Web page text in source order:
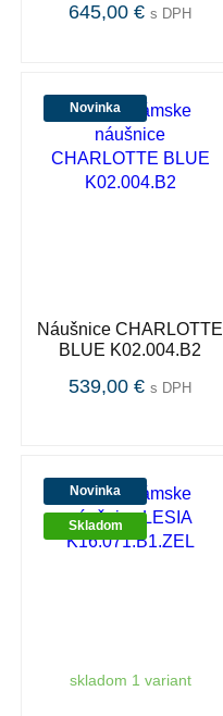
645,00 € s DPH
Novinka
Náušnice CHARLOTTE
BLUE K02.004.B2
539,00 € s DPH
Novinka
Skladom
skladom 1 variant